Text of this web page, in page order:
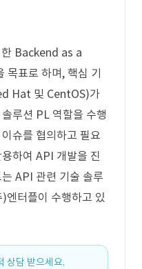
Backend as a
표로 하며, 핵심 기
Hat 및 CentOS)가
루션 PL 역할을 수행
슈를 협의하고 필요
하여 API 개발을 진
API 관련 기술 솔루
엔터플이 수행하고 있
상담 받으세요.